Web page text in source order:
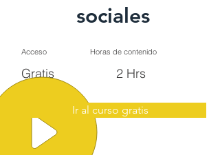
sociales
Acceso Horas de contenido
Gratis 2 Hrs
Ir al curso gratis